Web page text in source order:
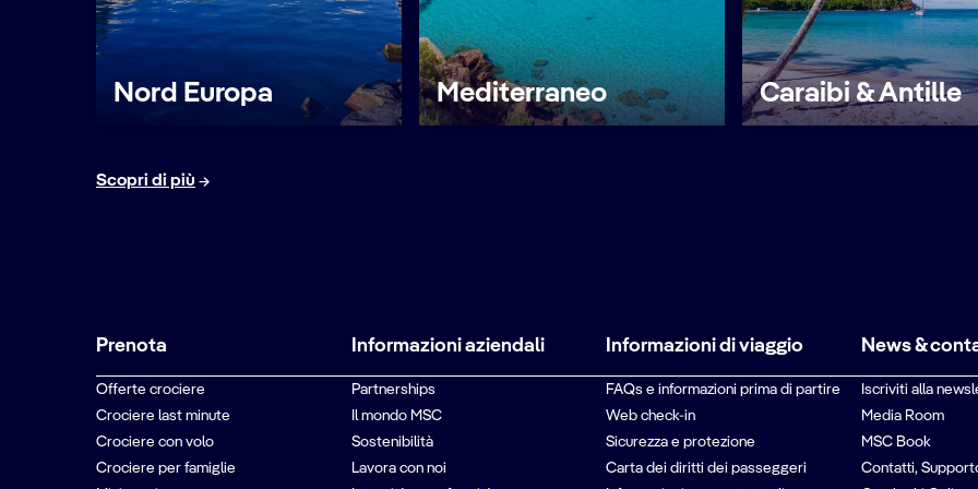
Nord Europa Mediterraneo Caraibi & Antille
Scopri di più
Prenota
Offerte crociere
Crociere last minute
Crociere con volo
Crociere per famiglie
Informazioni aziendali
Partnerships
Il mondo MSC
Sostenibilità
Lavora con noi
Informazioni di viaggio
FAQs e informazioni prima di partire
Web check-in
Sicurezza e protezione
Carta dei diritti dei passeggeri
News &
Iscriviti alla
Media Room
MSC Book
Contatti,